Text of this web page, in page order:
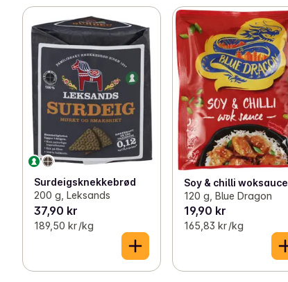
Surdeigsknekkebrød
200 g, Leksands
37,90 kr
189,50 kr /kg
Soy & chilli woksauce
120 g, Blue Dragon
19,90 kr
165,83 kr /kg